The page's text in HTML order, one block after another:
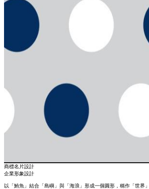
商標名片設計
企業形象設計
以「鮪魚」結合「島嶼」與「海浪」形成一個圓形，稱作「世界